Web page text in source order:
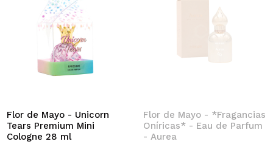
Flor de Mayo - Unicorn
Tears Premium Mini
Cologne 28 ml
Flor de Mayo - *Fragancias
Oníricas* - Eau de Parfum
- Aurea